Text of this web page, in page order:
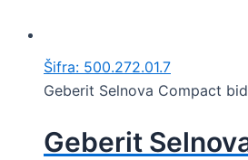
Šifra: 500.272.01.7
Geberit Selnova Compact
Geberit